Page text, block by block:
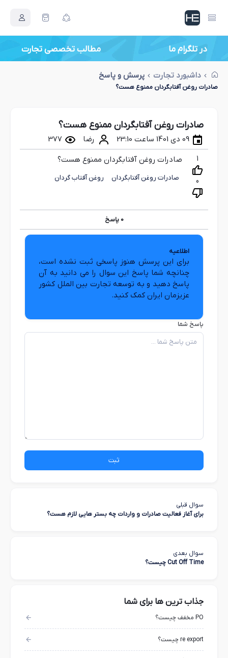
در تلگرام ما مطالب تخصصی تجارت
داشبورد تجارت پرسش و پاسخ
صادرات روغن آفتابگردان ممنوع هست؟
صادرات روغن آفتابگردان ممنوع هست؟
09 دی 1401 ساعت 23:10 رضا 377
1
0
صادرات روغن آفتابگردان ممنوع هست؟
صادرات روغن آفتابگردان روغن آفتاب گردان
0پاسخ
اطلاعیه
برای این پرسش هنوز پاسخی ثبت نشده است،
چنانچه شما پاسخ این سوال را می دانید به آن
پاسخ دهید و به توسعه تجارت بین الملل کشور
عزیزمان ایران کمک کنید.
پاسخ شما
ثبت
سوال قبلی
برای آغاز فعالیت صادرات و واردات چه بستر هایی لازم هست؟
سوال بعدی
Cut Off Time چیست؟
جذاب ترین ها برای شما
PO مخفف چیست؟
re export چیست؟